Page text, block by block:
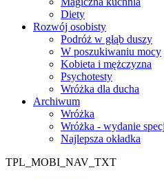
Diety
Rozwój osobisty
Podróż w głąb duszy
W poszukiwaniu mocy
Kobieta i mężczyzna
Psychotesty
Wróżka dla ducha
Archiwum
Wróżka
Wróżka - wydanie
Najlepsza okładka
TPL_MOBI_NAV_TXT